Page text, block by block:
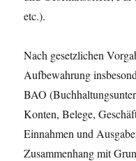
etc.).
Nach gesetzlichen
Aufbewahrung
BAO
Konten, Belege,
Einnahmen und
Zusammenhang mit